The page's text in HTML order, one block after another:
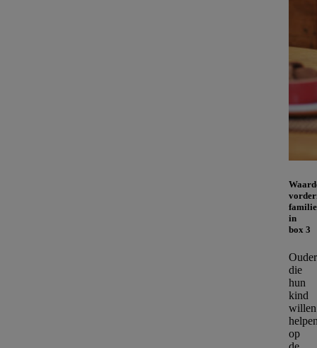
in
box 3
die
hun
kind
willen
op